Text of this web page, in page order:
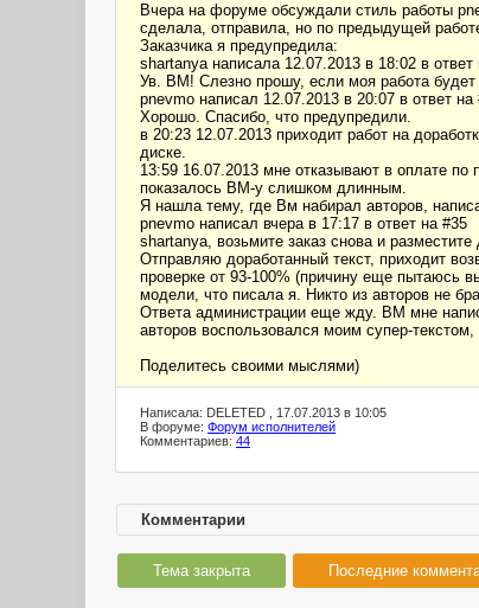
Вчера на форуме обсуждали стиль работы
сделала, отправила, но по предыдущей
Заказчика я предупредила:
shartanya написала 12.07.2013 в 18:02 в ответ
Ув. ВМ! Слезно прошу, если моя работа будет
pnevmo написал 12.07.2013 в 20:07 в ответ на
Хорошо. Спасибо, что предупредили.
в 20:23 12.07.2013 приходит работ на
диске.
13:59 16.07.2013 мне отказывают в оплате по
показалось ВМ-у слишком длинным.
Я нашла тему, где Вм набирал авторов,
pnevmo написал вчера в 17:17 в ответ на #35
shartanya, возьмите заказ снова и разместите
Отправляю доработанный текст, приходит
проверке от 93-100% (причину еще пытаюсь
модели, что писала я. Никто из авторов не
Ответа администрации еще жду. ВМ мне
авторов воспользовался моим супер-
Поделитесь своими мыслями)
Написала: DELETED , 17.07.2013 в 10:05
В форуме: Форум исполнителей
Комментариев: 44
Комментарии
Тема закрыта Последние